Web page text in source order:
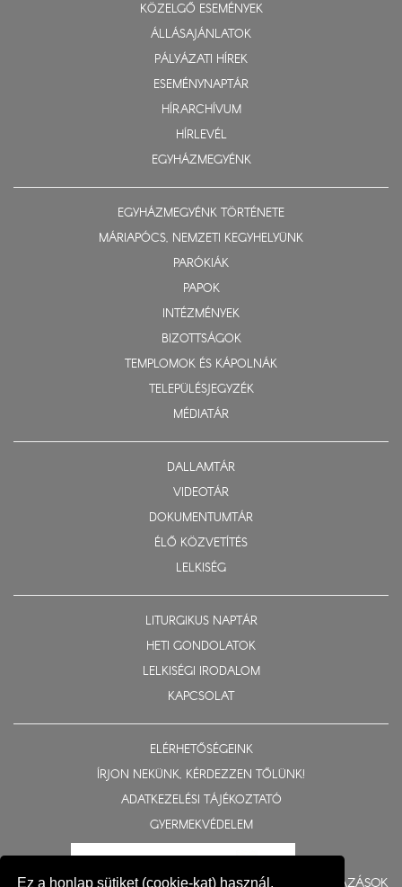
Ez a honlap sütiket (cookie-kat) használ,
KÖZELGŐ ESEMÉNYEK
ÁLLÁSAJÁNLATOK
PÁLYÁZATI HÍREK
ESEMÉNYNAPTÁR
HÍRARCHÍVUM
HÍRLEVÉL
EGYHÁZMEGYÉNK
EGYHÁZMEGYÉNK TÖRTÉNETE
MÁRIAPÓCS, NEMZETI KEGYHELYÜNK
PARÓKIÁK
PAPOK
INTÉZMÉNYEK
BIZOTTSÁGOK
TEMPLOMOK ÉS KÁPOLNÁK
TELEPÜLÉSJEGYZÉK
MÉDIATÁR
DALLAMTÁR
VIDEOTÁR
DOKUMENTUMTÁR
ÉLŐ KÖZVETÍTÉS
LELKISÉG
LITURGIKUS NAPTÁR
HETI GONDOLATOK
LELKISÉGI IRODALOM
KAPCSOLAT
ELÉRHETŐSÉGEINK
ÍRJON NEKÜNK, KÉRDEZZEN TŐLÜNK!
ADATKEZELÉSI TÁJÉKOZTATÓ
GYERMEKVÉDELEM
BERUHÁZÁSOK